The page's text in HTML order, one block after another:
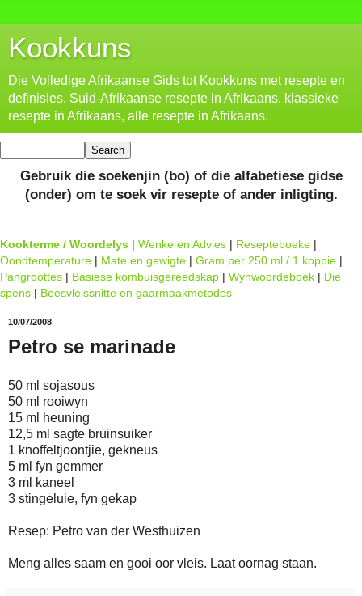
Kookkuns
Die Volledige Afrikaanse Gids tot Kookkuns met resepte en
definisies. Suid-Afrikaanse resepte in Afrikaans, klassieke
resepte in Afrikaans, alle resepte in Afrikaans.
Gebruik die soekenjin (bo) of die alfabetiese gidse
(onder) om te soek vir resepte of ander inligting.
Kookterme / Woordelys | Wenke en Advies | Resepteboeke |
Oondtemperature | Mate en gewigte | Gram per 250 ml / 1 koppie |
Pangroottes | Basiese kombuisgereedskap | Wynwoordeboek | Die
spens | Beesvleissnitte en gaarmaakmetodes
10/07/2008
Petro se marinade
50 ml sojasous
50 ml rooiwyn
15 ml heuning
12,5 ml sagte bruinsuiker
1 knoffeltjoontjie, gekneus
5 ml fyn gemmer
3 ml kaneel
3 stingeluie, fyn gekap
Resep: Petro van der Westhuizen
Meng alles saam en gooi oor vleis. Laat oornag staan.